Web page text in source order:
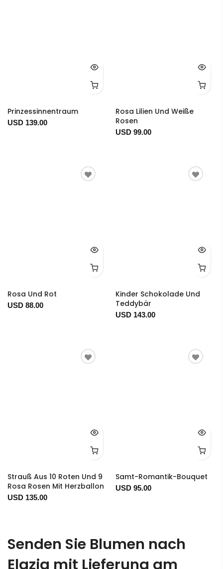
Prinzessinnentraum
USD 139.00
Rosa Lilien Und Weiße
Rosen
USD 99.00
Rosa Und Rot
USD 88.00
Kinder Schokolade Und
Teddybär
USD 143.00
Strauß Aus 10 Roten Und 9
Rosa Rosen Mit Herzballon
USD 135.00
Samt-Romantik-Bouquet
USD 95.00
Senden Sie Blumen nach
Elazig mit Lieferung am